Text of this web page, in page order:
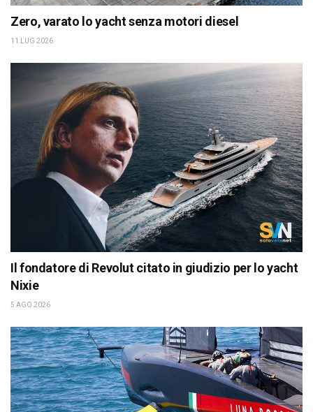
Zero, varato lo yacht senza motori diesel
11 LUG 2026
Il fondatore di Revolut citato in giudizio per lo yacht
Nixie
5 AGO 2026